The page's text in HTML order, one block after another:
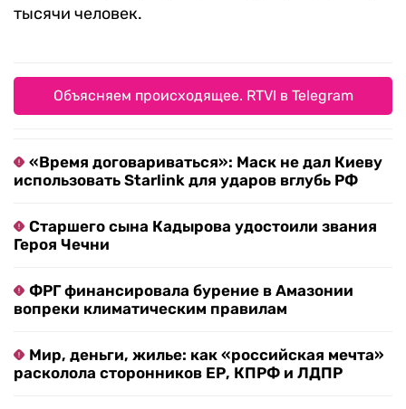
тысячи человек.
Объясняем происходящее. RTVI в Telegram
«Время договариваться»: Маск не дал Киеву
использовать Starlink для ударов вглубь РФ
Старшего сына Кадырова удостоили звания
Героя Чечни
ФРГ финансировала бурение в Амазонии
вопреки климатическим правилам
Мир, деньги, жилье: как «российская мечта»
расколола сторонников ЕР, КПРФ и ЛДПР